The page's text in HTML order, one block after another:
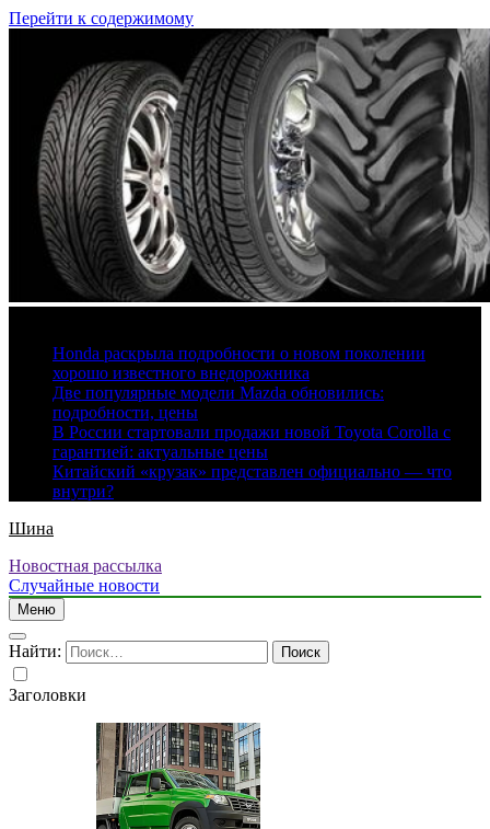
Перейти к содержимому
Honda раскрыла подробности о новом поколении
хорошо известного внедорожника
Две популярные модели Mazda обновились:
подробности, цены
В России стартовали продажи новой Toyota Corolla с
гарантией: актуальные цены
Китайский «крузак» представлен официально — что
внутри?
Шина
Новостная рассылка
Случайные новости
Меню
Найти:
Заголовки